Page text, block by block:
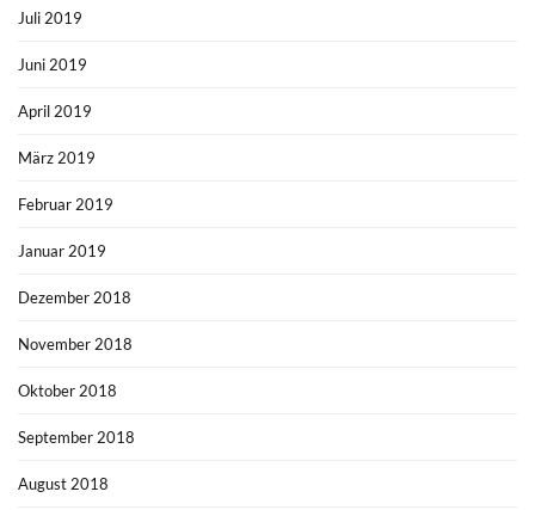
Juli 2019
Juni 2019
April 2019
März 2019
Februar 2019
Januar 2019
Dezember 2018
November 2018
Oktober 2018
September 2018
August 2018